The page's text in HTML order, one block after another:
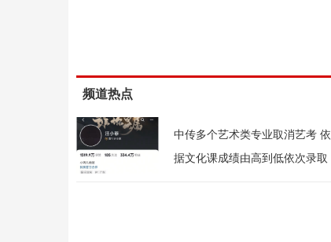
频道热点
中传多个艺术类专业取消艺考 依
据文化课成绩由高到低依次录取